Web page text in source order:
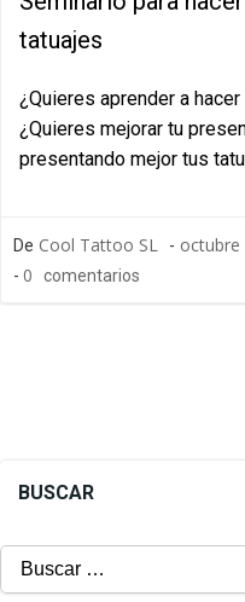
tatuajes
¿Quieres aprender a
¿Quieres mejorar tu
presentando mejor tus
De Cool Tattoo SL - octubre
- 0 comentarios
BUSCAR
Buscar: